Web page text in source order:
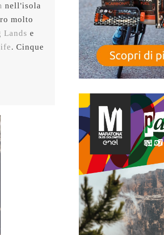
nell'isola
molto
Lands e
. Cinque